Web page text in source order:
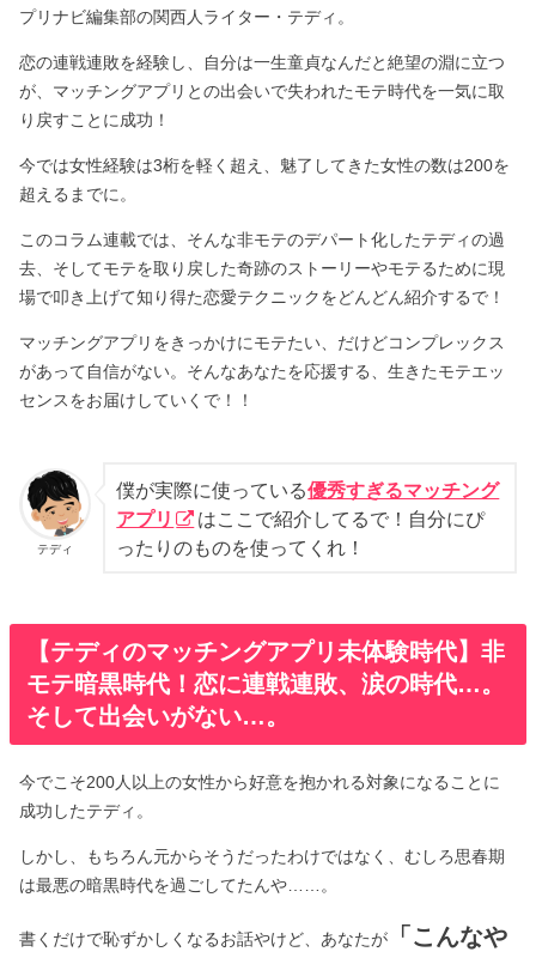
プリナビ編集部の関西人ライター・テディ。
恋の連戦連敗を経験し、自分は一生童貞なんだと絶望の淵に立つ
が、マッチングアプリとの出会いで失われたモテ時代を一気に取
り戻すことに成功！
今では女性経験は3桁を軽く超え、魅了してきた女性の数は200を
超えるまでに。
このコラム連載では、そんな非モテのデパート化したテディの過
去、そしてモテを取り戻した奇跡のストーリーやモテるために現
場で叩き上げて知り得た恋愛テクニックをどんどん紹介するで！
マッチングアプリをきっかけにモテたい、だけどコンプレックス
があって自信がない。そんなあなたを応援する、生きたモテエッ
センスをお届けしていくで！！
テディ
僕が実際に使っている優秀すぎるマッチング
アプリ
はここで紹介してるで！自分にぴ
ったりのものを使ってくれ！
【テディのマッチングアプリ未体験時代】非
モテ暗黒時代！恋に連戦連敗、涙の時代…。
そして出会いがない…。
今でこそ200人以上の女性から好意を抱かれる対象になることに
成功したテディ。
しかし、もちろん元からそうだったわけではなく、むしろ思春期
は最悪の暗黒時代を過ごしてたんや……。
書くだけで恥ずかしくなるお話やけど、あなたが
「こんなや